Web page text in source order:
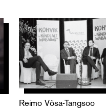
Reimo Võsa-Tangsoo